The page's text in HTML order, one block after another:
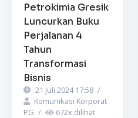
Petrokimia Gresik
Luncurkan Buku
Perjalanan 4
Tahun
Transformasi
Bisnis
21 Juli 2024 17:58 /
Komunikasi Korporat
PG / 672x dilihat